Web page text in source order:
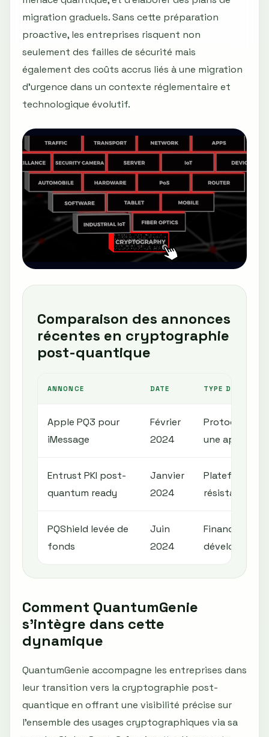
migration graduels. Sans cette préparation
proactive, les entreprises risquent non
seulement des failles de sécurité mais
également des coûts accrus liés à une migration
d’urgence dans un contexte réglementaire et
technologique évolutif.
Comparaison des annonces
récentes en cryptographie
post-quantique
ANNONCE DATE TYPE
Apple PQ3 pour
iMessage
Février
2024
Protocole
une
Entrust PKI post-
quantum ready
Janvier
2024
Plateforme
résistant aux
PQShield levée de
fonds
Juin
2024
Financement
Comment QuantumGenie
s'intègre dans cette
dynamique
QuantumGenie accompagne les entreprises dans
leur transition vers la cryptographie post-
quantique en offrant une visibilité précise sur
l’ensemble des usages cryptographiques via sa